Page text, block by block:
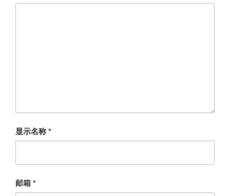
显示名称*
邮箱*